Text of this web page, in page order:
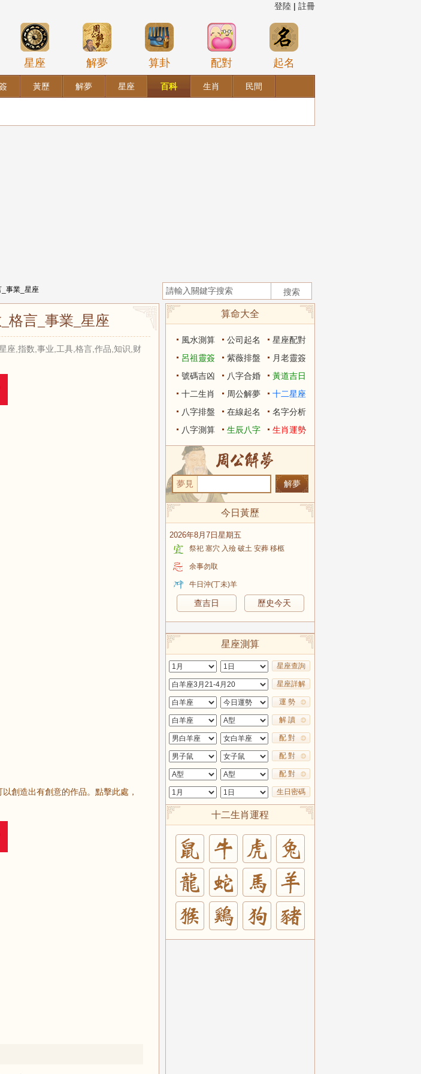
登陸 | 註冊
星座 解夢 算卦 配對 起名
黃歷 解夢 星座 百科 生肖 民間
事業_星座
格言_事業_星座
,指数,事业,工具,格言,作品,知识,财
創造出有創意的作品。點擊此處，
算命大全
風水測算 公司起名
星座配對
呂祖靈簽
紫薇排盤
月老靈簽
號碼吉凶
八字合婚
黃道吉日
十二生肖
周公解夢
十二星座
八字排盤
在線起名
名字分析
八字測算
生辰八字 生肖運勢
夢見
今日黃歷
2026年8月7日星期五
祭祀 塞穴 入殮 破土 安葬 移柩
余事勿取
牛日沖(丁未)羊
查吉日 歷史今天
星座測算
星座查詢
星座詳解
運 勢
解 讀
配 對
配 對
配 對
生日密碼
十二生肖運程